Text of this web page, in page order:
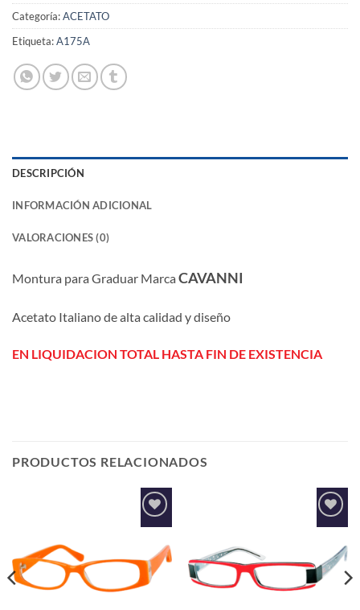
Categoría:ACETATO
Etiqueta:A175A
DESCRIPCIÓN
INFORMACIÓN ADICIONAL
VALORACIONES (0)
Montura para Graduar Marca CAVANNI
Acetato Italiano de alta calidad y diseño
EN LIQUIDACION TOTAL HASTA FIN DE EXISTENCIA
PRODUCTOS RELACIONADOS
Añadir
lista de
deseos
Añadir
lista de
deseos